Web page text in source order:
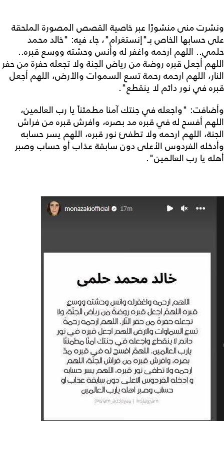
ونشرت منى منشورًا عبر خاصية القصص المصورة الملحقة
على حسابها الخاص بـ"إنستغرام"، جاء فيه: "خالد محمد
حلمي.. اللهم ارحمه واغفر له وأنس وحشته ووسع قبره..
اللهم أجعل قبره روضة من رياض الجنة ولا تجعله حفرة من حفر
النار، اللهم ارحمه رحمة تسع السموات والأرض، اللهم أجعل
قبره في نور دائم لا ينقطع".
وأضافت: "واجعله في جنتك آمنا مطمئناً يا رب العالمين،
اللهم أفسح له في قبره مد بصره، وافرش قبره من فراش
الجنة، اللهم ارحمه ولا تطفئ نور قبره، اللهم يسر حسابه
وأدخله الفردوس الأعلى دون سابقة عذاب أو حساب وصبر
أهله يا رب العالمين".